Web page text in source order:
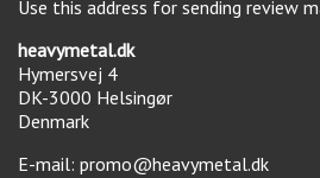
Use this address for sending review
heavymetal.dk
Hymersvej 4
DK-3000 Helsingør
Denmark
E-mail: promo@heavymetal.dk